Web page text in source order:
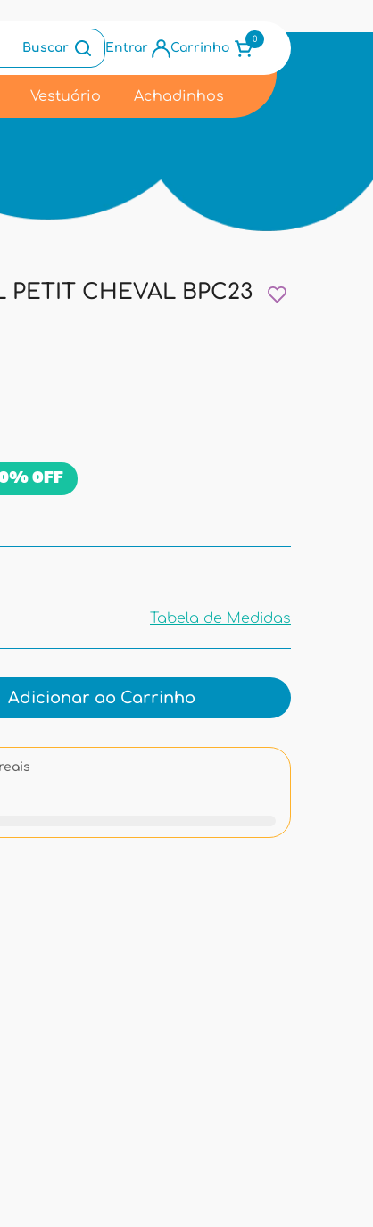
Buscar Entrar Carrinho
0
Vestuário Achadinhos
PETIT CHEVAL BPC23
OFF
Tabela de Medidas
Medidas
Adicionar ao Carrinho